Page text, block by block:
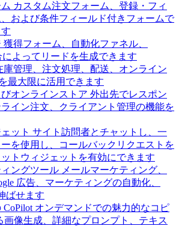
カスタム注文フォーム、登録・フィ
および条件フィールド付きフォームで
獲得フォーム、自動化ファネル、
によってリードを生成できます
庫管理、注文処理、配送、オンライン
最大限に活用できます
オンラインストア 外出先でレスポン
イン注文、クライアント管理の機能を
ット サイト訪問者とチャットし、一
を使用し、コールバックリクエストを
トウィジェットを有効にできます
ングツール メールマーケティング、
広告、マーケティングの自動化、
ばせます
オンデマンドでの魅力的なコピ
像生成、詳細なプロンプト、テキス